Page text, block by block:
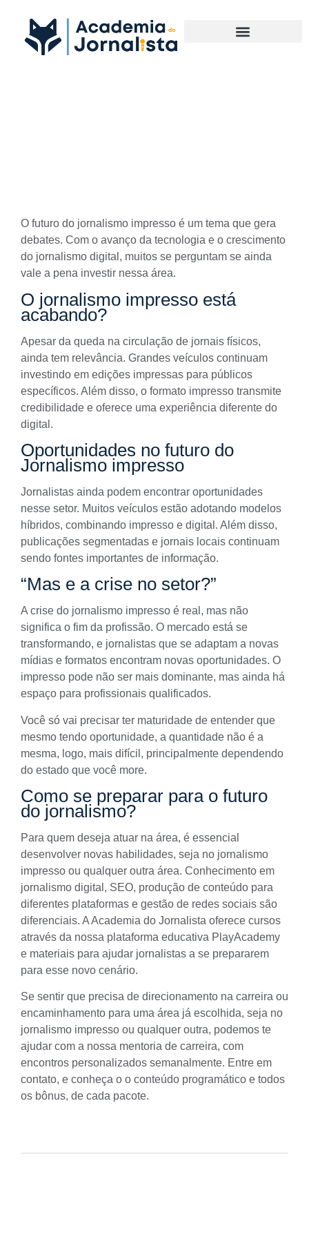
O futuro do jornalismo impresso é um tema que gera
debates. Com o avanço da tecnologia e o crescimento
do jornalismo digital, muitos se perguntam se ainda
vale a pena investir nessa área.
O jornalismo impresso está
acabando?
Apesar da queda na circulação de jornais físicos,
ainda tem relevância. Grandes veículos continuam
investindo em edições impressas para públicos
específicos. Além disso, o formato impresso transmite
credibilidade e oferece uma experiência diferente do
digital.
Oportunidades no futuro do
Jornalismo impresso
Jornalistas ainda podem encontrar oportunidades
nesse setor. Muitos veículos estão adotando modelos
híbridos, combinando impresso e digital. Além disso,
publicações segmentadas e jornais locais continuam
sendo fontes importantes de informação.
“Mas e a crise no setor?”
A crise do jornalismo impresso é real, mas não
significa o fim da profissão. O mercado está se
transformando, e jornalistas que se adaptam a novas
mídias e formatos encontram novas oportunidades. O
impresso pode não ser mais dominante, mas ainda há
espaço para profissionais qualificados.
Você só vai precisar ter maturidade de entender que
mesmo tendo oportunidade, a quantidade não é a
mesma, logo, mais difícil, principalmente dependendo
do estado que você more.
Como se preparar para o futuro
do jornalismo?
Para quem deseja atuar na área, é essencial
desenvolver novas habilidades, seja no jornalismo
impresso ou qualquer outra área. Conhecimento em
jornalismo digital, SEO, produção de conteúdo para
diferentes plataformas e gestão de redes sociais são
diferenciais. A Academia do Jornalista oferece cursos
através da nossa plataforma educativa PlayAcademy
e materiais para ajudar jornalistas a se prepararem
para esse novo cenário.
Se sentir que precisa de direcionamento na carreira ou
encaminhamento para uma área já escolhida, seja no
jornalismo impresso ou qualquer outra, podemos te
ajudar com a nossa mentoria de carreira, com
encontros personalizados semanalmente. Entre em
contato, e conheça o o conteúdo programático e todos
os bônus, de cada pacote.